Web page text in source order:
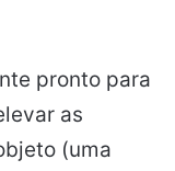
pronto para
as
(uma